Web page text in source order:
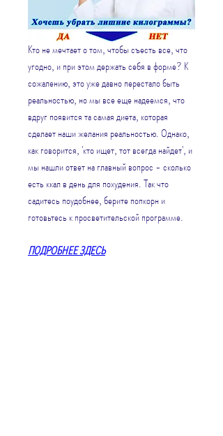
Кто не мечтает о том, чтобы съесть все, что
угодно, и при этом держать себя в форме? К
сожалению, это уже давно перестало быть
реальностью, но мы все еще надеемся, что
вдруг появится та самая диета, которая
сделает наши желания реальностью. Однако,
как говорится, 'кто ищет, тот всегда найдет', и
мы нашли ответ на главный вопрос - сколько
есть ккал в день для похудения. Так что
садитесь поудобнее, берите попкорн и
готовьтесь к просветительской программе.
ПОДРОБНЕЕ ЗДЕСЬ